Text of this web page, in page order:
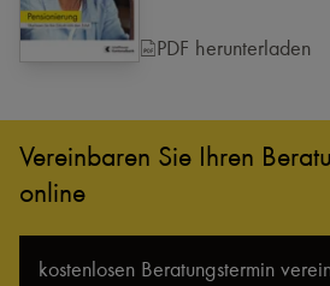
PDF herunterladen
Vereinbaren Sie Ihren
online
kostenlosen Beratungs­termin